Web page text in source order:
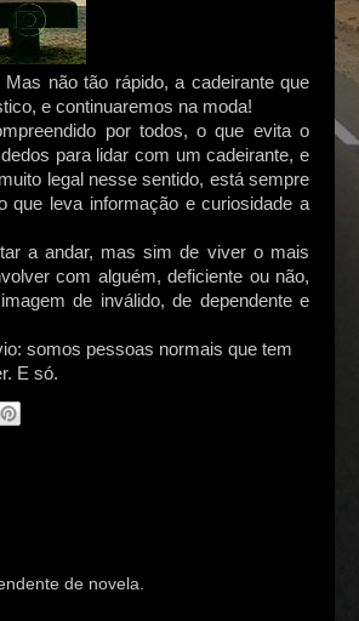
não tão rápido, a cadeirante que
e continuaremos na moda!
por todos, o que evita o
para lidar com um cadeirante, e
legal nesse sentido, está sempre
que leva informação e curiosidade a
a andar, mas sim de viver o mais
com alguém, deficiente ou não,
de inválido, de dependente e
somos pessoas normais que tem
E só.
de novela.